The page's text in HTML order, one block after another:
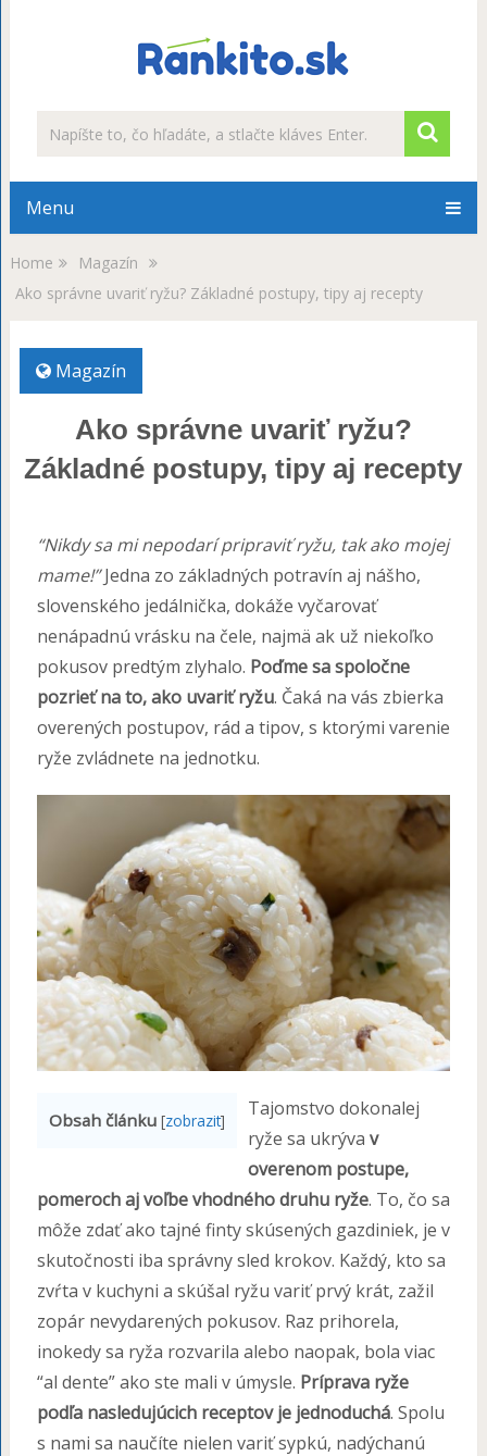
Menu
Home
Magazín
Ako správne uvariť ryžu? Základné postupy, tipy aj recepty
Magazín
Ako správne uvariť ryžu?
Základné postupy, tipy aj recepty
“Nikdy sa mi nepodarí pripraviť ryžu, tak ako mojej
mame!”Jedna zo základných potravín aj nášho,
slovenského jedálnička, dokáže vyčarovať
nenápadnú vrásku na čele, najmä ak už niekoľko
pokusov predtým zlyhalo. Poďme sa spoločne
pozrieť na to, ako uvariť ryžu. Čaká na vás zbierka
overených postupov, rád a tipov, s ktorými varenie
ryže zvládnete na jednotku.
Obsah článku [zobrazit]
Tajomstvo dokonalej
ryže sa ukrýva v
overenom postupe,
pomeroch aj voľbe vhodného druhu ryže. To, čo sa
môže zdať ako tajné finty skúsených gazdiniek, je v
skutočnosti iba správny sled krokov. Každý, kto sa
zvŕta v kuchyni a skúšal ryžu variť prvý krát, zažil
zopár nevydarených pokusov. Raz prihorela,
inokedy sa ryža rozvarila alebo naopak, bola viac
“al dente” ako ste mali v úmysle. Príprava ryže
podľa nasledujúcich receptov je jednoduchá. Spolu
s nami sa naučíte nielen variť sypkú, nadýchanú